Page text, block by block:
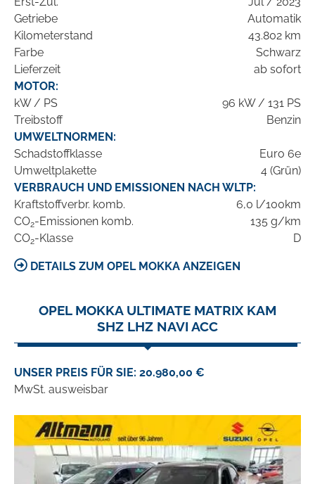
Getriebe
Automatik
Kilometerstand
43.802 km
Farbe
Schwarz
Lieferzeit
ab sofort
MOTOR:
kW / PS
96 kW / 131 PS
Treibstoff
Benzin
UMWELTNORMEN:
Schadstoffklasse
Euro 6e
Umweltplakette
4 (Grün)
VERBRAUCH UND EMISSIONEN NACH WLTP:
Kraftstoffverbr. komb.
6,0 l/100km
CO2-Emissionen komb.
135 g/km
CO2-Klasse D
DETAILS ZUM OPEL MOKKA ANZEIGEN
OPEL MOKKA ULTIMATE MATRIX KAM
SHZ LHZ NAVI ACC
UNSER PREIS FÜR SIE: 20.980,00 €
MwSt. ausweisbar